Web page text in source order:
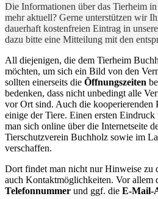
Die Informationen über das Tierheim
mehr aktuell? Gerne unterstützen wir
dauerhaft kostenfreien Eintrag in
dazu bitte eine Mitteilung mit den
All diejenigen, die dem Tierheim
möchten, um sich ein Bild von den
sollten einerseits die Öffnungszeiten
bedenken, dass nicht unbedingt alle
vor Ort sind. Auch die kooperierenden
einige der Tiere. Einen ersten
man sich online über die Internetseite
Tierschutzverein Buchholz sowie im
verschaffen.
Dort findet man nicht nur Hinweise zu
auch Kontaktmöglichkeiten. Vor allem
Telefonnummer und ggf. die E-Mail-